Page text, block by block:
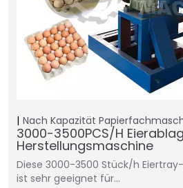
Nach Kapazität
3000-3500PCS/H
Herstellungsmaschine
Diese 3000-3500 Stück/h
ist sehr geeignet für…